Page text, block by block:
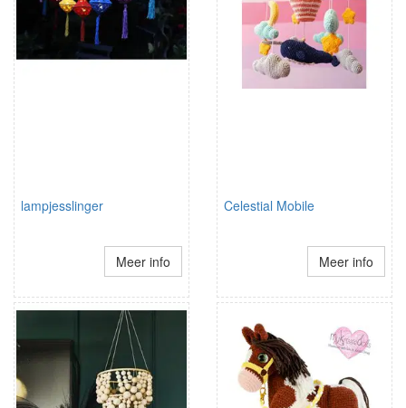
lampjesslinger
Meer info
Celestial Mobile
Meer info